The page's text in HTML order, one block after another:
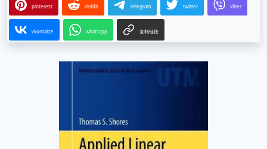
pinterest reddit telegram twitter viber
vkontakte whatsapp 复制链接